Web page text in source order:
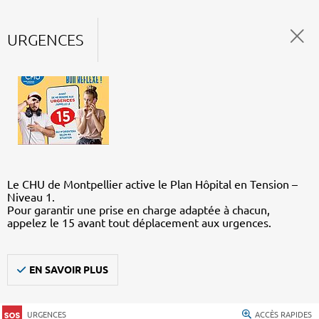
URGENCES
Le CHU de Montpellier active le Plan Hôpital en Tension –
Niveau 1.
Pour garantir une prise en charge adaptée à chacun,
appelez le 15 avant tout déplacement aux urgences.
EN SAVOIR PLUS
URGENCES ACCÈS RAPIDES